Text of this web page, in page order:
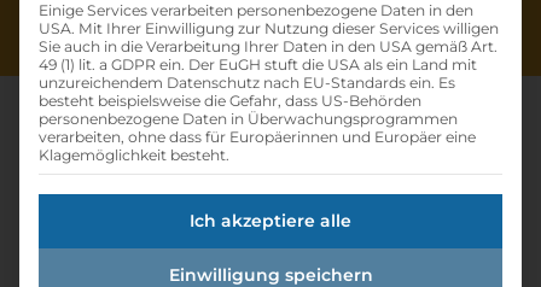
Edv-kaufmann/kauffrau
Offene Lehrstellen» EDV-
Kaufmann/Kauffrau
Einige Services verarbeiten personenbezogene Daten in den
USA. Mit Ihrer Einwilligung zur Nutzung dieser Services willigen
Sie auch in die Verarbeitung Ihrer Daten in den USA gemäß Art.
49 (1) lit. a GDPR ein. Der EuGH stuft die USA als ein Land mit
unzureichendem Datenschutz nach EU-Standards ein. Es
besteht beispielsweise die Gefahr, dass US-Behörden
personenbezogene Daten in Überwachungsprogrammen
verarbeiten, ohne dass für Europäerinnen und Europäer eine
Klagemöglichkeit besteht.
Ich akzeptiere alle
Einwilligung speichern